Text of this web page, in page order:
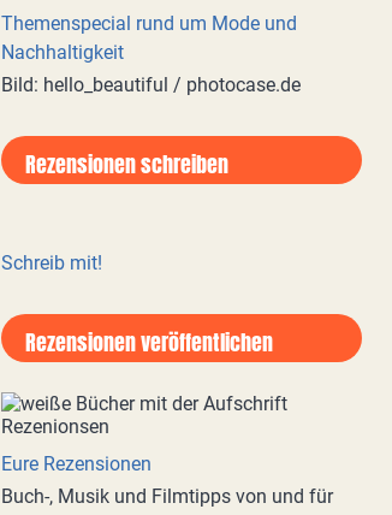
Themenspecial rund um Mode und
Nachhaltigkeit
Bild: hello_beautiful / photocase.de
Rezensionen schreiben
Schreib mit!
Rezensionen veröffentlichen
Eure Rezensionen
Buch-, Musik und Filmtipps von und für